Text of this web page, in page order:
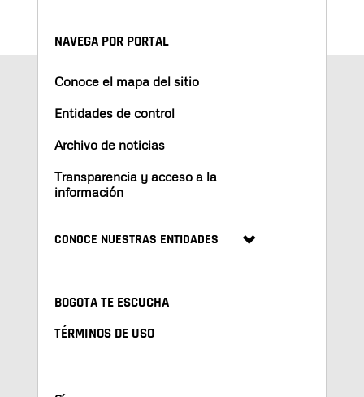
NAVEGA POR PORTAL
Conoce el mapa del sitio
Entidades de control
Archivo de noticias
Transparencia y acceso a la
información
CONOCE NUESTRAS ENTIDADES
BOGOTA TE ESCUCHA
TÉRMINOS DE USO